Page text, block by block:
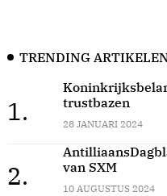
TRENDING
1.
trustbazen
28 JANUARI 2024
2.
van SXM
10 AUGUSTUS 2024